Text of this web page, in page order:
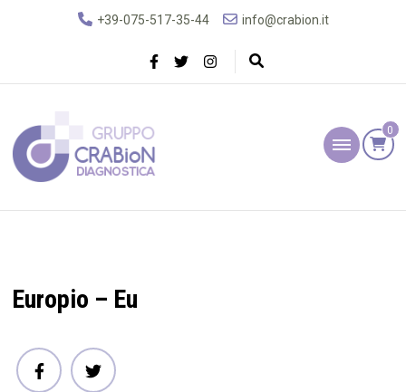
+39-075-517-35-44 info@crabion.it
Gruppo Crabion
0
Europio – Eu